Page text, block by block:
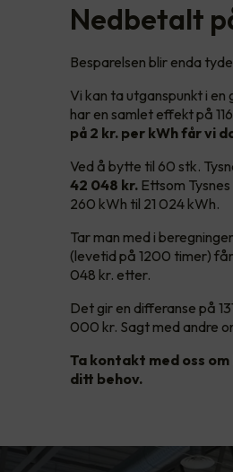
Nedbetalt
Besparelsen blir enda
Vi kan ta utganspunkt i
har en samlet effekt på
på 2 kr. per kWh får vi
Ved å bytte til 60 stk.
42 048 kr. Ettsom
260 kWh til 21 024 kWh.
Tar man med i
(levetid på 1200 timer)
048 kr. etter.
Det gir en differanse på
000 kr. Sagt med andre
Ta kontakt med oss
ditt behov.